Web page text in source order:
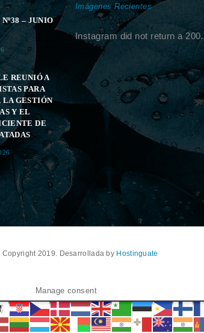
– JUNIO
REUNIÓ A
PARA
GESTIÓN
Y EL
DE
Imágenes Recientes
Instagram did not return a 200.
Copyright 2019. Desarrollada by Hostinguate
Manage consent